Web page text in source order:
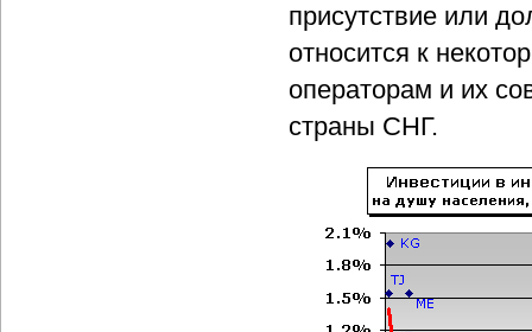
присутствие или
относится к
операторам и их
страны СНГ.